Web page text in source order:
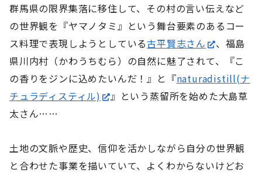
群馬県の限界集落に移住して、その村の言い伝えなど
の世界観を『ヤマノタミ』という舞台要素のあるコー
ス料理で表現しようとしている古平賢志さん
、福島
県川内村（かわうちむら）の自然に魅了されて、『こ
の香りをジンに込めたいんだ！』と『naturadistill(ナ
チュラディスティル)
』という蒸留所を始めた大島草
太さん……
土地の文脈や歴史、信仰を活かしながら自分の世界観
と合わせた事業を描いていて、よくわからないけどお